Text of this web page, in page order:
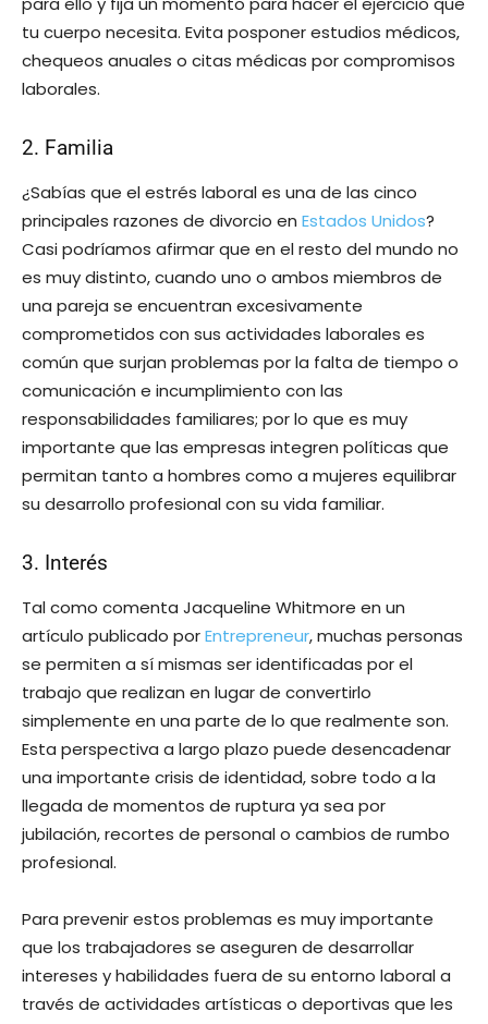
tu cuerpo necesita. Evita posponer estudios médicos,
chequeos anuales o citas médicas por compromisos
laborales.
2. Familia
¿Sabías que el estrés laboral es una de las cinco
principales razones de divorcio en Estados Unidos?
Casi podríamos afirmar que en el resto del mundo no
es muy distinto, cuando uno o ambos miembros de
una pareja se encuentran excesivamente
comprometidos con sus actividades laborales es
común que surjan problemas por la falta de tiempo o
comunicación e incumplimiento con las
responsabilidades familiares; por lo que es muy
importante que las empresas integren políticas que
permitan tanto a hombres como a mujeres equilibrar
su desarrollo profesional con su vida familiar.
3. Interés
Tal como comenta Jacqueline Whitmore en un
artículo publicado porEntrepreneur, muchas personas
se permiten a sí mismas ser identificadas por el
trabajo que realizan en lugar de convertirlo
simplemente en una parte de lo que realmente son.
Esta perspectiva a largo plazo puede desencadenar
una importante crisis de identidad, sobre todo a la
llegada de momentos de ruptura ya sea por
jubilación, recortes de personal o cambios de rumbo
profesional.
Para prevenir estos problemas es muy importante
que los trabajadores se aseguren de desarrollar
intereses y habilidades fuera de su entorno laboral a
través de actividades artísticas o deportivas que les